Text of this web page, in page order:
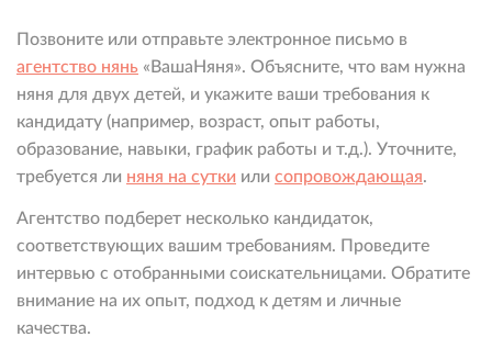
Позвоните или отправьте электронное письмо в
агентство нянь «ВашаНяня». Объясните, что вам нужна
няня для двух детей, и укажите ваши требования к
кандидату (например, возраст, опыт работы,
образование, навыки, график работы и т.д.). Уточните,
требуется ли няня на сутки или сопровождающая.
Агентство подберет несколько кандидаток,
соответствующих вашим требованиям. Проведите
интервью с отобранными соискательницами. Обратите
внимание на их опыт, подход к детям и личные
качества.